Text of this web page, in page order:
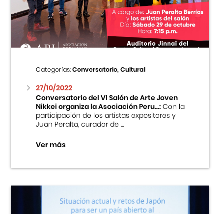
Centro Cultural Peruano Japonés
Cursos
Museo de la Inmigración Japonesa
Fondo Editorial
Teatro Peruano Japonés
Categorías:Conversatorio, Cultural
27/10/2022
Conversatorio del VI Salón de Arte Joven
Nikkei organiza la Asociación Peru...:Con la
participación de los artistas expositores y
Juan Peralta, curador de ...
Ver más